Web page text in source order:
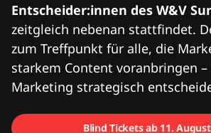
Entscheider:innen des W&V
zeitgleich nebenan stattfindet.
zum Treffpunkt für alle, die
starkem Content voranbringen
Marketing strategisch
Blind Tickets ab 11.